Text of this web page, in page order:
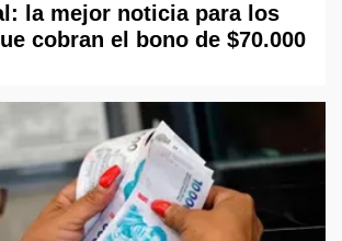
la mejor noticia para los
cobran el bono de $70.000